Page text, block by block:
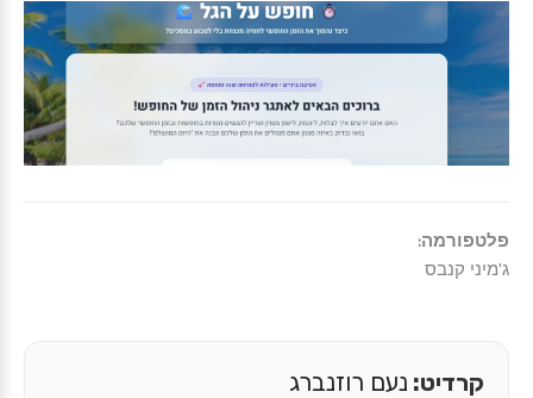
פלטפורמה:
ג'מיני קנבס
קרדיט: נעם רוזנברג